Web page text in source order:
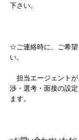
下さい。
☆ご連絡時に、ご希望
い。
担当エージェント
渉・選考・面接の設
ます。